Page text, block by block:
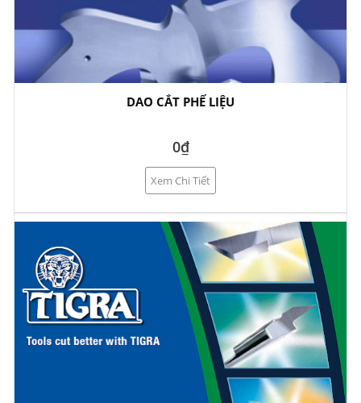
DAO CẮT PHẾ LIỆU
0₫
Xem Chi Tiết